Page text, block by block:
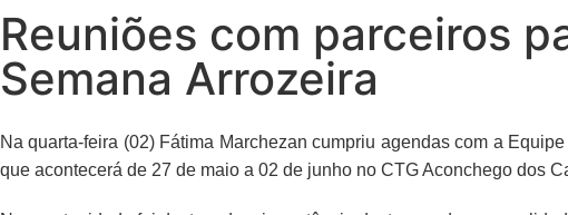
Reuniões com parceiros
Semana Arrozeira
Na quarta-feira (02) Fátima Marchezan cumpriu agendas com a
que acontecerá de 27 de maio a 02 de junho no CTG Aconchego dos